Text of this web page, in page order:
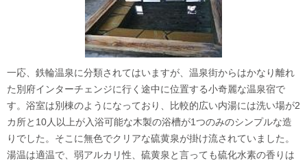
一応、鉄輪温泉に分類されてはいますが、温泉街からはかなり離れ
た別府インターチェンジに行く途中に位置する小奇麗な温泉宿で
す。浴室は別棟のようになっており、比較的広い内湯には洗い場が2
カ所と10人以上が入浴可能な木製の浴槽が1つのみのシンプルな造
りでした。そこに無色でクリアな硫黄泉が掛け流されていました。
湯温は適温で、弱アルカリ性、硫黄泉と言っても硫化水素の香りは